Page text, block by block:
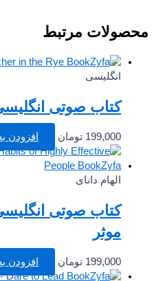
مرتبط
انگلیسی
کتاب صوتی
199,000 تومان افزودن به
الهام دانای
کتاب صوتی
موثر
199,000 تومان افزودن به